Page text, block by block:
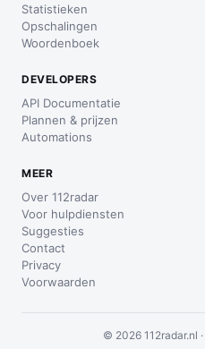
Statistieken
Opschalingen
Woordenboek
DEVELOPERS
API Documentatie
Plannen & prijzen
Automations
MEER
Over 112radar
Voor hulpdiensten
Suggesties
Contact
Privacy
Voorwaarden
© 2026 112radar.nl ·